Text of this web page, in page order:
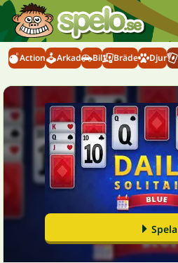
Action Arkad Bil Bräde Djur
Spela